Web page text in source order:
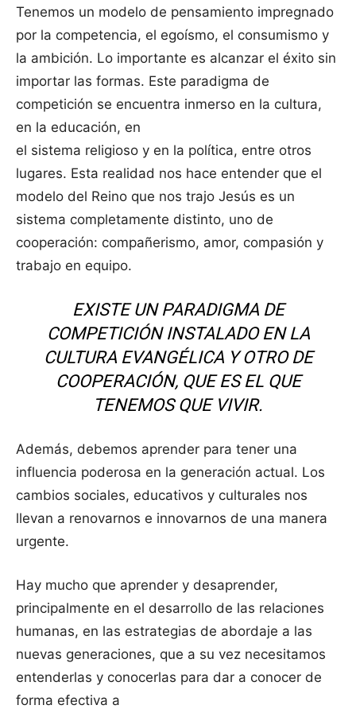
Tenemos un modelo de pensamiento impregnado
por la competencia, el egoísmo, el consumismo y
la ambición. Lo importante es alcanzar el éxito sin
importar las formas. Este paradigma de
competición se encuentra inmerso en la cultura,
en la educación, en
el sistema religioso y en la política, entre otros
lugares. Esta realidad nos hace entender que el
modelo del Reino que nos trajo Jesús es un
sistema completamente distinto, uno de
cooperación: compañerismo, amor, compasión y
trabajo en equipo.
EXISTE UN PARADIGMA DE
COMPETICIÓN INSTALADO EN LA
CULTURA EVANGÉLICA Y OTRO DE
COOPERACIÓN, QUE ES EL QUE
TENEMOS QUE VIVIR.
Además, debemos aprender para tener una
influencia poderosa en la generación actual. Los
cambios sociales, educativos y culturales nos
llevan a renovarnos e innovarnos de una manera
urgente.
Hay mucho que aprender y desaprender,
principalmente en el desarrollo de las relaciones
humanas, en las estrategias de abordaje a las
nuevas generaciones, que a su vez necesitamos
entenderlas y conocerlas para dar a conocer de
forma efectiva a